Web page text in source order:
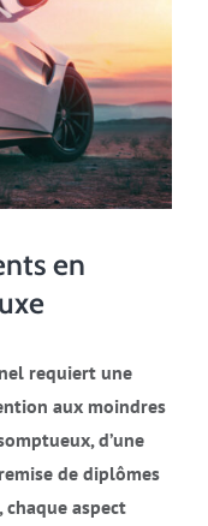
en
requiert une
aux moindres
d’une
de diplômes
chaque aspect